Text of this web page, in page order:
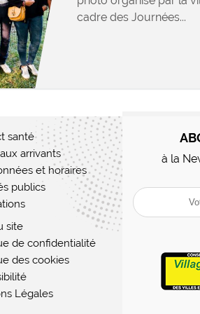
cadre des Journées...
santé
arrivants
et horaires
publics
site
de confidentialité
des cookies
Légales
à la